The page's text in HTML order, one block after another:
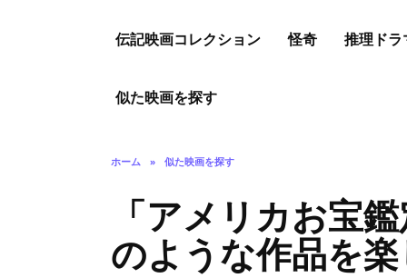
伝記映画コレクション 怪奇 推理ドラ
似た映画を探す
ホーム » 似た映画を探す
「アメリカお宝
のような作品を